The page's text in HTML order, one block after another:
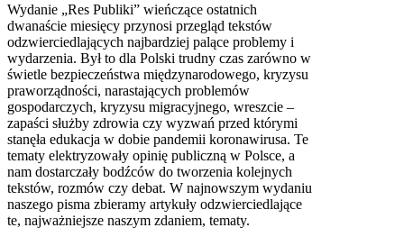
Wydanie „Res Publiki” wieńczące ostatnich
dwanaście miesięcy przynosi przegląd tekstów
odzwierciedlających najbardziej palące problemy i
wydarzenia. Był to dla Polski trudny czas zarówno w
świetle bezpieczeństwa międzynarodowego, kryzysu
praworządności, narastających problemów
gospodarczych, kryzysu migracyjnego, wreszcie –
zapaści służby zdrowia czy wyzwań przed którymi
stanęła edukacja w dobie pandemii koronawirusa. Te
tematy elektryzowały opinię publiczną w Polsce, a
nam dostarczały bodźców do tworzenia kolejnych
tekstów, rozmów czy debat. W najnowszym wydaniu
naszego pisma zbieramy artykuły odzwierciedlające
te, najważniejsze naszym zdaniem, tematy.